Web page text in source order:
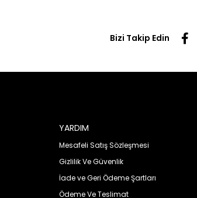
Bizi Takip Edin
YARDIM
Mesafeli Satış Sözleşmesi
Gizlilik Ve Güvenlik
İade ve Geri Ödeme Şartları
Ödeme Ve Teslimat